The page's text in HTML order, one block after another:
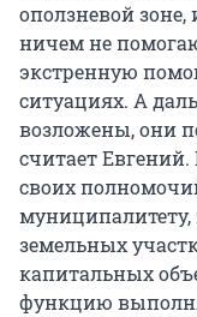
оползневой
ничем не
экстренную
ситуациях. А
возложены, они
считает Евгений.
своих
муниципалитету,
земельных
капитальных
функцию